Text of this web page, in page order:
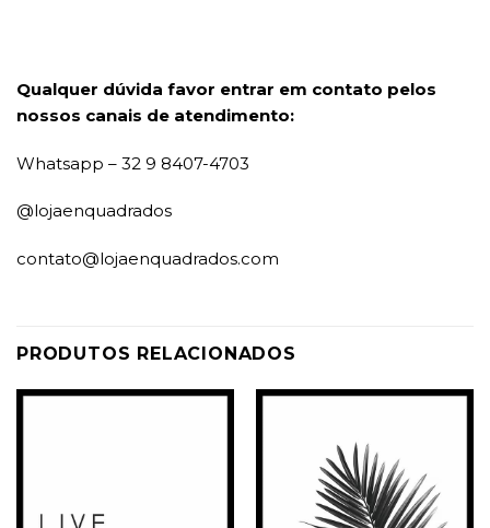
Qualquer dúvida favor entrar em contato pelos
nossos canais de atendimento:
Whatsapp – 32 9 8407-4703
@lojaenquadrados
contato@lojaenquadrados.com
PRODUTOS RELACIONADOS
Adicionar
Adicionar